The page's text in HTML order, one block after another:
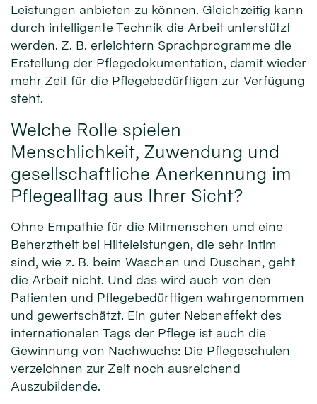
Leistungen anbieten zu können. Gleichzeitig kann
durch intelligente Technik die Arbeit unterstützt
werden. Z. B. erleichtern Sprachprogramme die
Erstellung der Pflegedokumentation, damit wieder
mehr Zeit für die Pflegebedürftigen zur Verfügung
steht.
Welche Rolle spielen
Menschlichkeit, Zuwendung und
gesellschaftliche Anerkennung im
Pflegealltag aus Ihrer Sicht?
Ohne Empathie für die Mitmenschen und eine
Beherztheit bei Hilfeleistungen, die sehr intim
sind, wie z. B. beim Waschen und Duschen, geht
die Arbeit nicht. Und das wird auch von den
Patienten und Pflegebedürftigen wahrgenommen
und gewertschätzt. Ein guter Nebeneffekt des
internationalen Tags der Pflege ist auch die
Gewinnung von Nachwuchs: Die Pflegeschulen
verzeichnen zur Zeit noch ausreichend
Auszubildende.